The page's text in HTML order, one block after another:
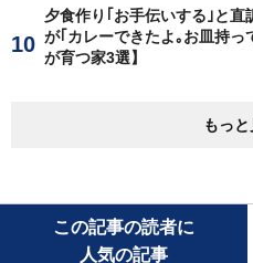
夕食作り｢お手伝いする｣と
が｢カレーできたよ｡お皿持
が育つ家3選】
もっ
この記事の読者に
人気の記事